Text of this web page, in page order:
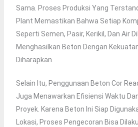
Sama. Proses Produksi Yang
Plant Memastikan Bahwa Setiap
Seperti Semen, Pasir, Kerikil, Dan Air
Menghasilkan Beton Dengan
Diharapkan.
Selain Itu, Penggunaan Beton Cor
Juga Menawarkan Efisiensi Waktu
Proyek. Karena Beton Ini Siap
Lokasi, Proses Pengecoran Bisa